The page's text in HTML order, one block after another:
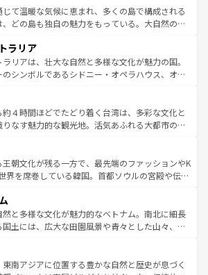
ス情報はコンテンツ一覧 を参照してほしい。
が詰まった刺激的なスポットだ。一方、アメリカ
大自然が広がり、グランドキャニオンやイエロー
オーリンズでは、音楽と美食が融合した独特の
。旅行者はアメリカの各地域で異なる魅力を楽
ら、その多様性と豊かな歴史を感じることができ
な旅のスタイルだ。 なお、新着のアメリカ
ンテンツ一覧を参照してほしい。
じて温暖な気候に恵まれ、多くの島で構成される
、どの島も独自の魅力をもっている。大自然の神
逃せない。また、定番の観光地といえばオアフ
静かな自然を求めるならマウイ島やカウアイ島が
。エメラルドグリーンに輝く海をはじめ、豊かな
なしの心で訪れる人々を迎えてくれるハワイの
いしいローカルフードやハワイアンミュージッ
的なフラダンスなど、すべてがハワイの魅力を彩
わってほしい。 なお、新着のハワイ情報
ンツ一覧を参照してほしい。
ラリア
ラリアは、壮大な自然と多様な文化が魅力の国。
のシンボルであるシドニー・オペラハウス、オー
や大陸中央部にそびえるウルル（エアーズロッ
スマニアの美しい原生林やケアンズの熱帯雨林な
ころがたくさん。また、カフェやワイン、オージ
ティビティも充実しており、サーフィンやダイ
ハイキングなど、アウトドア好きにはたまらな
ストラリアの多彩な魅力を存分に味わいつくそ
しい。
約４時間ほどでたどり着く台湾は、多彩な文化と
りなす魅力的な観光地。活気あふれる大都市の台
つな山岳地帯である台湾東部など、都市の喧騒
静けさが共存しており、訪れる人に新しい発見と
たらしてくれる。また、奥深い台湾の食文化も魅
と評判のスイーツなど、バラエティ豊かな料理
が味わえる。 なお、新着の台湾情報は コンテンツ一覧を参
しい。
王朝文化が残る一方で、最先端のファッションやK
界を席巻している韓国。首都ソウルの宮殿や伝統
足を延ばせば四季折々の自然美を楽しむことが
そして、キムチや焼肉、絶品のストリートフード
まざまな韓国料理が待っている。夜には、韓国な
まれながら、韓国の多彩な魅力を心ゆくまで味
わってみてほしい。 なお、新着の韓国情報はコンテンツ一
然と多様な文化が魅力的なベトナム。南北に細長
国土には、広大な田園風景や青々とした山々、世
と共に伝統が息づく。ハノイの古い町並みやホ
市のフランス統治時代の建物も、独特の雰囲気を
東南アジアに位置する豊かな自然と歴史が息づく